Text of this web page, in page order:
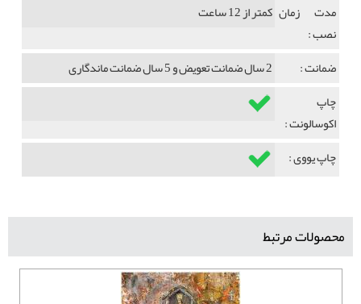
مدت زمان
نصب :
کمتر از 12 ساعت
ضمانت :
2 سال ضمانت تعویض و 5 سال ضمانت ماندگاری
چاپ
اکوسالونت :
چاپ یووی :
محصولات مرتبط